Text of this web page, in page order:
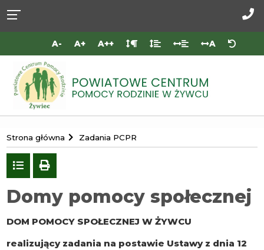
dostępności
głównej
treści
menu
stopki
nas
A- A+ A++ A
Portal
Powiatowego
Centrum
Pomocy
Rodzinie
w
Strona główna Zadania PCPR
Powrót
do
listy
drukuj
Domy pomocy społecznej
DOM POMOCY SPOŁECZNEJ W ŻYWCU
realizujący zadania na postawie Ustawy z dnia 12